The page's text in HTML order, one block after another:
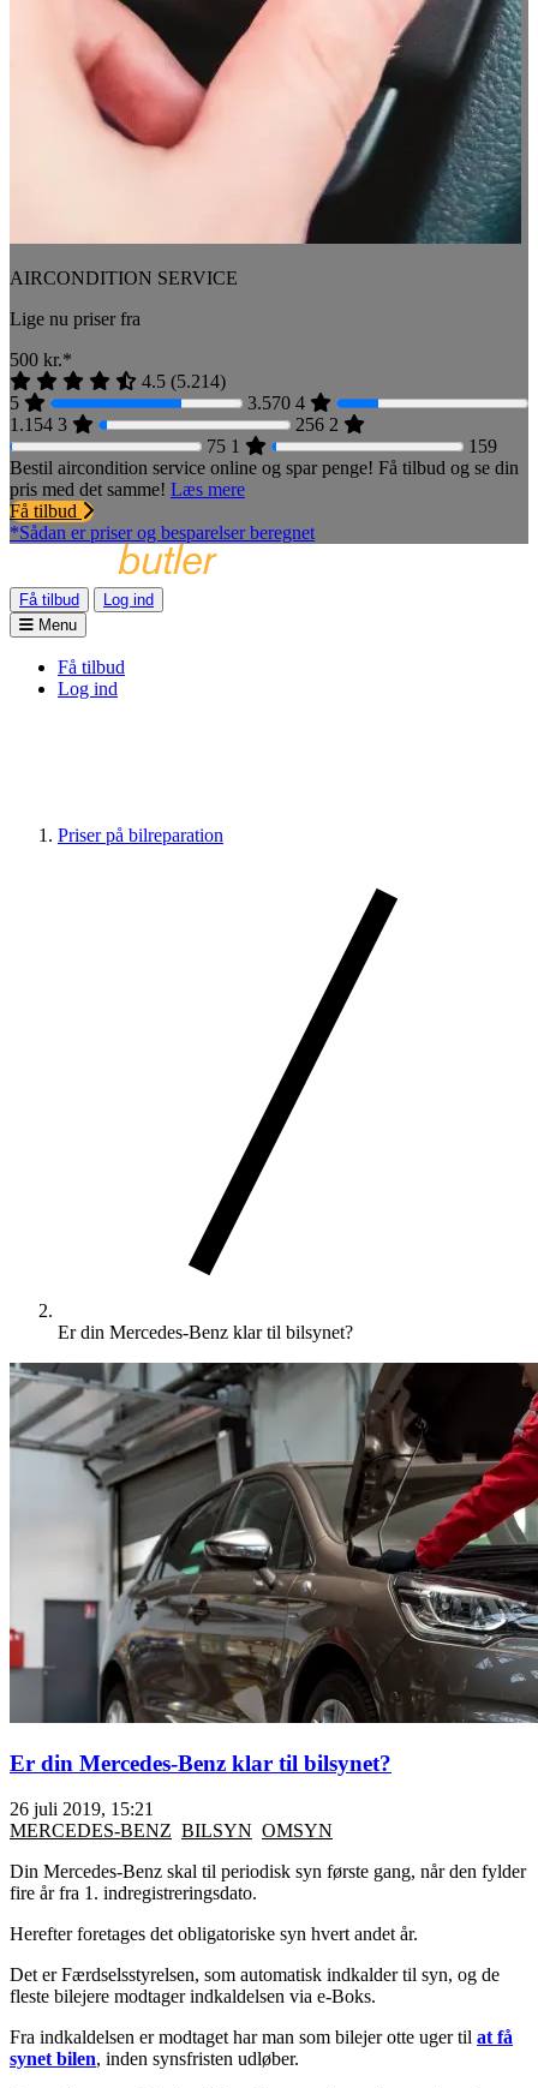
AIRCONDITION SERVICE
Lige nu priser fra
500 kr.*
4.5 (5.214)
5
3.570 4
1.154 3 256 2
75 1
159
Bestil aircondition service online og spar penge! Få tilbud og se din
pris med det samme! Læs mere
Få tilbud
*Sådan er priser og besparelser beregnet
Få tilbud
Log ind
Menu
Få tilbud
Log ind
Priser på bilreparation
Er din Mercedes-Benz klar til bilsynet?
Er din Mercedes-Benz klar til bilsynet?
26 juli 2019, 15:21
MERCEDES-BENZ BILSYN OMSYN
Din Mercedes-Benz skal til periodisk syn første gang, når den fylder
fire år fra 1. indregistreringsdato.
Herefter foretages det obligatoriske syn hvert andet år.
Det er Færdselsstyrelsen, som automatisk indkalder til syn, og de
fleste bilejere modtager indkaldelsen via e-Boks.
Fra indkaldelsen er modtaget har man som bilejer otte uger til at få
synet bilen, inden synsfristen udløber.